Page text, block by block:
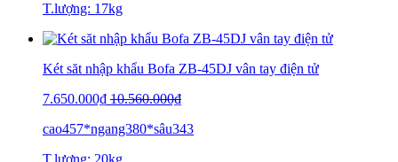
T.lượng: 17kg
Két săt nhập khẩu Bofa ZB-45DJ vân tay điện tử
7.650.000₫ 10.560.000₫
cao457*ngang380*sâu343